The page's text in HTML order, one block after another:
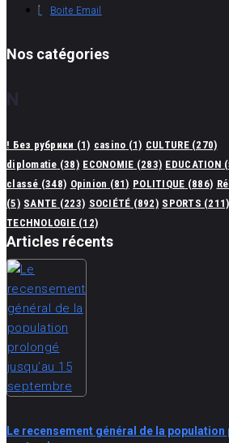
Boite Email
Nos catégories
N
! Без рубрики (1) casino (1) CULTURE(270)
diplomatie (38) ECONOMIE (283) EDUCATION
classé (348) Opinion (81) POLITIQUE (886)
(5) SANTE (223) SOCIÉTÉ (892) SPORTS (211)
TECHNOLOGIE(12)
Articles récents
Le recensement général de la population